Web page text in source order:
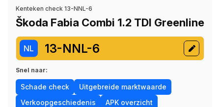
Kenteken check 13-NNL-6
Škoda Fabia Combi 1.2 TDI Greenline
NL 13-NNL-6
Snel naar:
Schade check
Uitgebreide marktwaarde
Verkoopgeschiedenis
APK overzicht